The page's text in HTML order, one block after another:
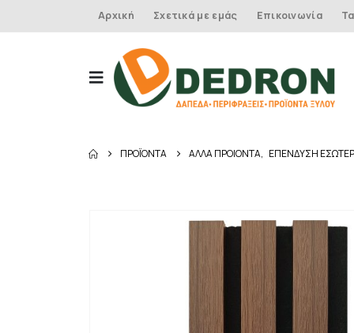
Αρχική Σχετικά με εμάς Επικοινωνία
ΠΡΟΪΌΝΤΑ ΑΛΛΑ ΠΡΟΙΟΝΤΑ, ΕΠΕΝΔΥΣΗ